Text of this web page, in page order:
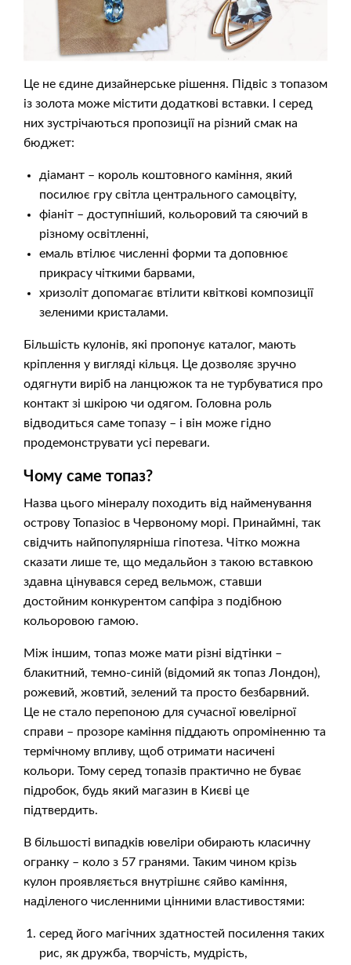
Це не єдине дизайнерське рішення. Підвіс з топазом
із золота може містити додаткові вставки. І серед
них зустрічаються пропозиції на різний смак на
бюджет:
діамант – король коштовного каміння, який
посилює гру світла центрального самоцвіту,
фіаніт – доступніший, кольоровий та сяючий в
різному освітленні,
емаль втілює численні форми та доповнює
прикрасу чіткими барвами,
хризоліт допомагає втілити квіткові композиції
зеленими кристалами.
Більшість кулонів, які пропонує каталог, мають
кріплення у вигляді кільця. Це дозволяє зручно
одягнути виріб на ланцюжок та не турбуватися про
контакт зі шкірою чи одягом. Головна роль
відводиться саме топазу – і він може гідно
продемонструвати усі переваги.
Чому саме топаз?
Назва цього мінералу походить від найменування
острову Топазіос в Червоному морі. Принаймні, так
свідчить найпопулярніша гіпотеза. Чітко можна
сказати лише те, що медальйон з такою вставкою
здавна цінувався серед вельмож, ставши
достойним конкурентом сапфіра з подібною
кольоровою гамою.
Між іншим, топаз може мати різні відтінки –
блакитний, темно-синій (відомий як топаз Лондон),
рожевий, жовтий, зелений та просто безбарвний.
Це не стало перепоною для сучасної ювелірної
справи – прозоре каміння піддають опроміненню та
термічному впливу, щоб отримати насичені
кольори. Тому серед топазів практично не буває
підробок, будь який магазин в Києві це
підтвердить.
В більшості випадків ювеліри обирають класичну
огранку – коло з 57 гранями. Таким чином крізь
кулон проявляється внутрішнє сяйво каміння,
наділеного численними цінними властивостями:
серед його магічних здатностей посилення таких
рис, як дружба, творчість, мудрість,